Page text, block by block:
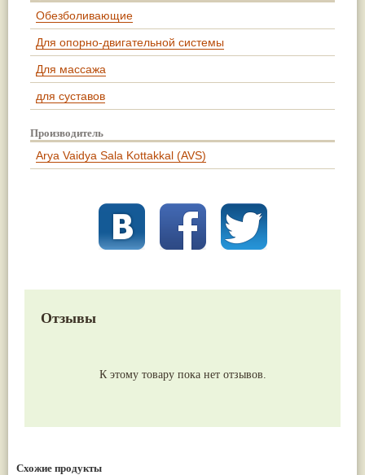
Обезболивающие
Для опорно-двигательной системы
Для массажа
для суставов
Производитель
Arya Vaidya Sala Kottakkal (AVS)
Отзывы
К этому товару пока нет отзывов.
Схожие продукты